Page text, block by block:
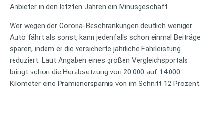
Anbieter in den letzten Jahren ein Minusgeschäft.
Wer wegen der Corona-Beschränkungen deutlich weniger
Auto fährt als sonst, kann jedenfalls schon einmal Beiträge
sparen, indem er die versicherte jährliche Fahrleistung
reduziert. Laut Angaben eines großen Vergleichsportals
bringt schon die Herabsetzung von 20.000 auf 14.000
Kilometer eine Prämienersparnis von im Schnitt 12 Prozent.